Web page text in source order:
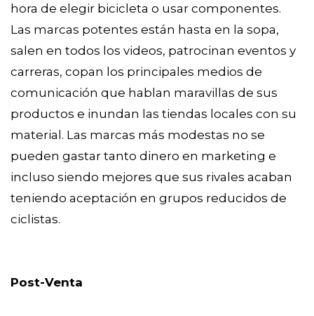
hora de elegir bicicleta o usar componentes.
Las marcas potentes están hasta en la sopa,
salen en todos los videos, patrocinan eventos y
carreras, copan los principales medios de
comunicación que hablan maravillas de sus
productos e inundan las tiendas locales con su
material. Las marcas más modestas no se
pueden gastar tanto dinero en marketing e
incluso siendo mejores que sus rivales acaban
teniendo aceptación en grupos reducidos de
ciclistas.
Post-Venta